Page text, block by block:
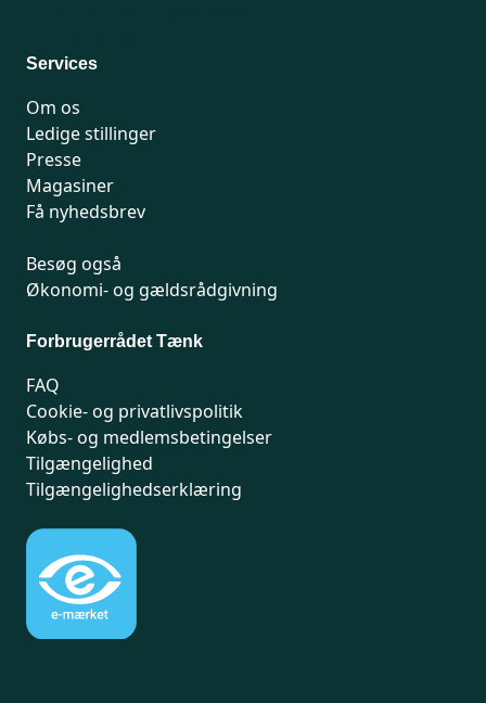
Services
Om os
Ledige stillinger
Presse
Magasiner
Få nyhedsbrev
Besøg også
Økonomi- og gældsrådgivning
Forbrugerrådet Tænk
FAQ
Cookie- og privatlivspolitik
Købs- og medlemsbetingelser
Tilgængelighed
Tilgængelighedserklæring